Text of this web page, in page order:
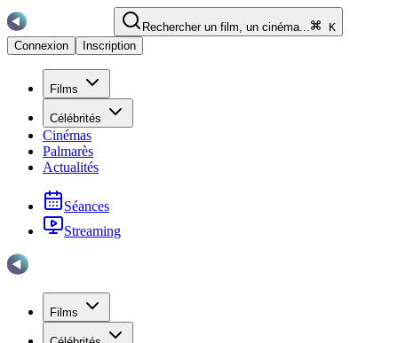
Rechercher un film, un cinéma...
K
Connexion
Inscription
Films
Célébrités
Cinémas
Palmarès
Actualités
Séances
Streaming
Films